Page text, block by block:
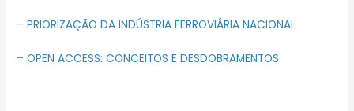
– PRIORIZAÇÃO DA INDÚSTRIA FERROVIÁRIA NACIONAL
–OPEN ACCESS: CONCEITOS E DESDOBRAMENTOS